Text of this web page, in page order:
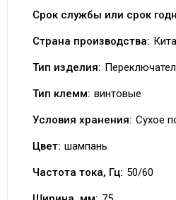
Срок службы или срок
Страна производства:
Тип изделия:
Тип клемм: винтовые
Условия хранения: Сухое
Цвет: шампань
Частота тока, Гц: 50/60